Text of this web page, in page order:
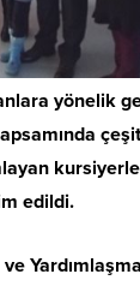
yönelik
edildi.